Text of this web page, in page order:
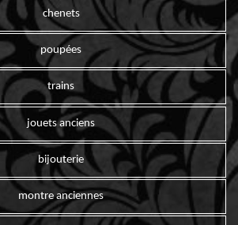
chenets
poupées
trains
jouets anciens
bijouterie
montre anciennes